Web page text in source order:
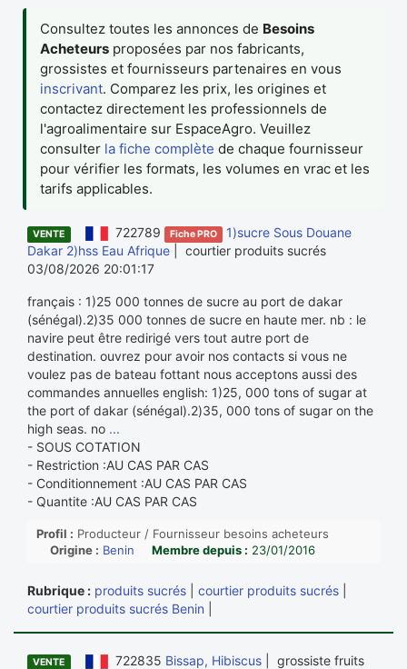
Consultez toutes les annonces de Besoins
Acheteurs proposées par nos fabricants,
grossistes et fournisseurs partenaires en vous
inscrivant. Comparez les prix, les origines et
contactez directement les professionnels de
l'agroalimentaire sur EspaceAgro. Veuillez
consulter la fiche complète de chaque fournisseur
pour vérifier les formats, les volumes en vrac et les
tarifs applicables.
VENTE 722789 Fiche PRO
1)sucre Sous Douane
Dakar 2)hss Eau Afrique | courtier produits sucrés
03/08/2026 20:01:17
français : 1)25 000 tonnes de sucre au port de dakar
(sénégal).2)35 000 tonnes de sucre en haute mer. nb : le
navire peut être redirigé vers tout autre port de
destination. ouvrez pour avoir nos contacts si vous ne
voulez pas de bateau fottant nous acceptons aussi des
commandes annuelles english: 1)25, 000 tons of sugar at
the port of dakar (sénégal).2)35, 000 tons of sugar on the
high seas. no ...
- SOUS COTATION
- Restriction :AU CAS PAR CAS
- Conditionnement :AU CAS PAR CAS
- Quantite :AU CAS PAR CAS
Profil : Producteur / Fournisseur besoins acheteurs
Origine : Benin Membre depuis : 23/01/2016
Rubrique : produits sucrés courtier produits sucrés
courtier produits sucrés Benin
VENTE 722835 Bissap, Hibiscus| grossiste fruits